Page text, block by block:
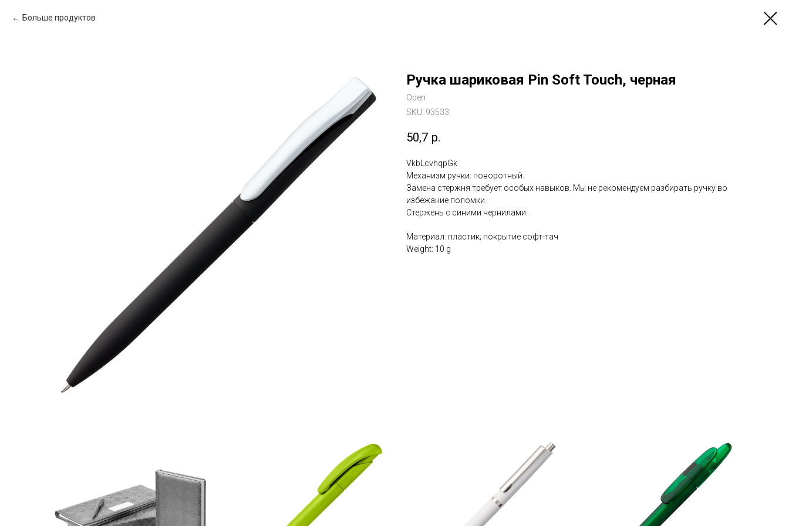
Больше продуктов
Ручка шариковая Pin Soft Touch, черная
Open
SKU: 93533
50,7 р.
VkbLcvhqpGk
Механизм ручки: поворотный.
Замена стержня требует особых навыков. Мы не рекомендуем разбирать ручку во
избежание поломки.
Стержень с синими чернилами.
Материал: пластик; покрытие софт-тач
Weight: 10 g